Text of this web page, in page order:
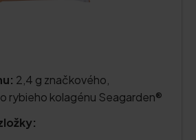
2,4 g značkového,
rybieho kolagénu Seagarden®